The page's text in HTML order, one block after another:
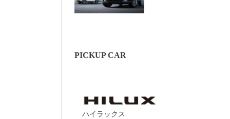
PICKUP CAR
ハイラックス